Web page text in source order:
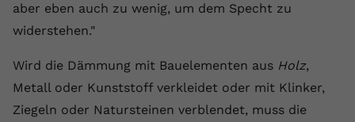
aber eben auch zu wenig, um dem Specht zu
widerstehen."
Wird die Dämmung mit Bauelementen aus Holz,
Metall oder Kunststoff verkleidet oder mit Klinker,
Ziegeln oder Natursteinen verblendet, muss die
Videos verwendet.
Name yt.innertube::requests
Anbieter youtube.com